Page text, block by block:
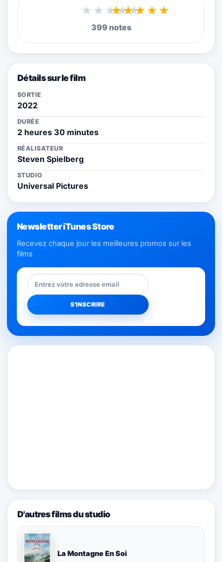
★★★★★
399 notes
Détails sur le film
SORTIE
2022
DURÉE
2 heures 30 minutes
RÉALISATEUR
Steven Spielberg
STUDIO
Universal Pictures
Newsletter iTunes Store
Recevez chaque jour les meilleures promos sur les
films
D'autres films du studio
La Montagne En Soi